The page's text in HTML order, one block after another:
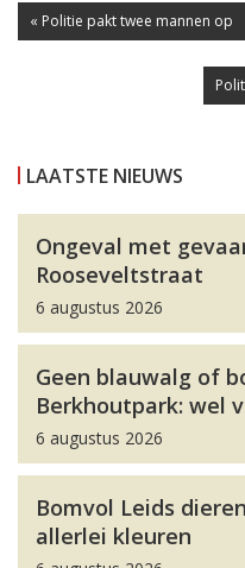
« Politie pakt twee mannen op
LAATSTE NIEUWS
Ongeval met
Rooseveltstraat
6 augustus 2026
Geen blauwalg of
Berkhoutpark: wel
6 augustus 2026
Bomvol Leids
allerlei kleuren